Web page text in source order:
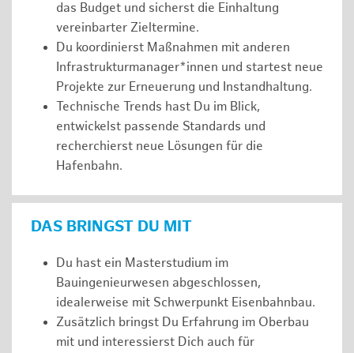
das Budget und sicherst die Einhaltung
vereinbarter Zieltermine.
Du koordinierst Maßnahmen mit anderen
Infrastrukturmanager*innen und startest neue
Projekte zur Erneuerung und Instandhaltung.
Technische Trends hast Du im Blick,
entwickelst passende Standards und
recherchierst neue Lösungen für die
Hafenbahn.
DAS BRINGST DU MIT
Du hast ein Masterstudium im
Bauingenieurwesen abgeschlossen,
idealerweise mit Schwerpunkt Eisenbahnbau.
Zusätzlich bringst Du Erfahrung im Oberbau
mit und interessierst Dich auch für